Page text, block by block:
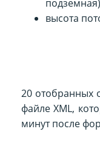
подземная)
высота
20 отобранных
файле XML,
минут после